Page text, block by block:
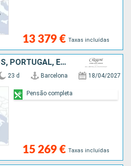
13 379 € Taxas incluídas
MAIORCA, MARROCOS, PORTUGAL, ESPANHA, FRANÇA, REINO UNIDO
23 d Barcelona 18/04/2027
15 269 € Taxas incluídas
Pensão completa